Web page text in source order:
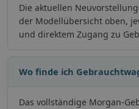
Die aktuellen
der Modellübersicht oben,
und direktem Zugang zu
Wo finde ich
Das vollständige Morgan-